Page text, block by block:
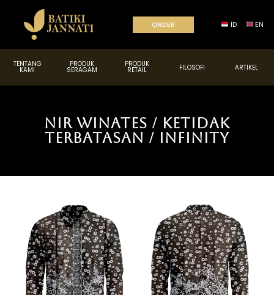
ORDER ID EN
TENTANG
KAMI
PRODUK
SERAGAM
PRODUK
RETAIL FILOSOFI ARTIKEL
Nir Winates / Ketidak
Terbatasan / Infinity